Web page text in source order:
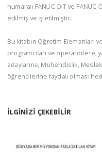
numaralı FANUC OiT ve FANUC
edilmiş ve işletilmiştir.
Bu kitabın Öğretim Elemanları
programcıları ve operatörlere,
adaylarına, Mühendislik,
öğrencilerine faydalı olması
İLGINIZI ÇEKEBILIR